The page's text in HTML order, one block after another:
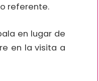
referente.
en lugar de
en la visita a